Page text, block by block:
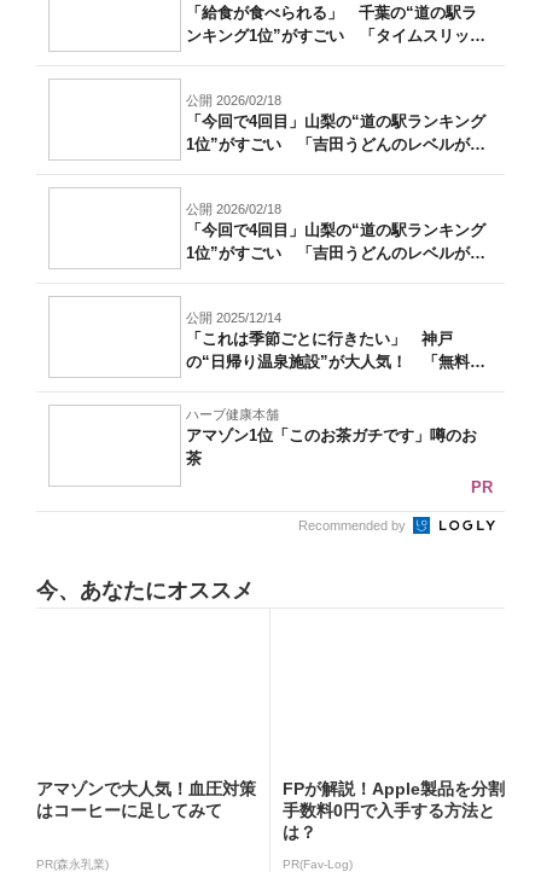
「給食が食べられる」 千葉の“道の駅ラ
ンキング1位”がすごい 「タイムスリップ
公開 2026/02/18
「今回で4回目」山梨の“道の駅ランキング
1位”がすごい 「吉田うどんのレベルが
公開 2026/02/18
「今回で4回目」山梨の“道の駅ランキング
1位”がすごい 「吉田うどんのレベルが
公開 2025/12/14
「これは季節ごとに行きたい」 神戸
の“日帰り温泉施設”が大人気！ 「無料送
ハーブ健康本舗
アマゾン1位「このお茶ガチです」噂のお
茶
PR
Recommended by
今、あなたにオススメ
アマゾンで大人気！血圧対策
はコーヒーに足してみて
PR(森永乳業)
FPが解説！Apple製品を分割
手数料0円で入手する方法と
は？
PR(Fav-Log)